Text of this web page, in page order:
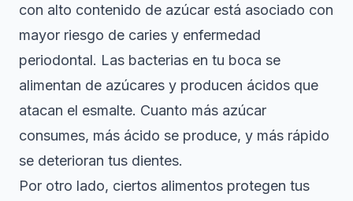
con alto contenido de azúcar está asociado con
mayor riesgo de caries y enfermedad
periodontal. Las bacterias en tu boca se
alimentan de azúcares y producen ácidos que
atacan el esmalte. Cuanto más azúcar
consumes, más ácido se produce, y más rápido
se deterioran tus dientes.
Por otro lado, ciertos alimentos protegen tus